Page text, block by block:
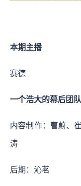
本期主播
赛德
一个浩大的幕后团队
内容制作：曹蔚、
涛
后期：沁茗